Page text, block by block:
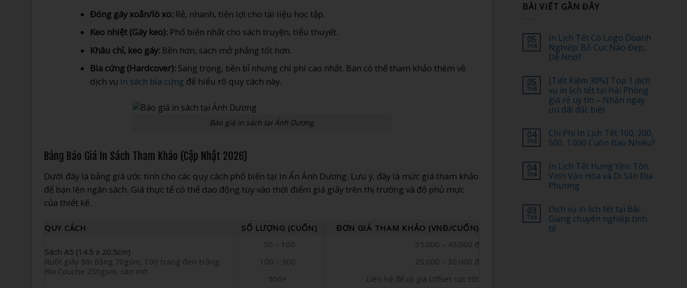
Đóng gáy xoắn/lò xo:Rẻ, nhanh, tiện lợi cho tài liệu học tập.
Keo nhiệt (Gáy keo):Phổ biến nhất cho sách truyện, tiểu thuyết.
Khâu chỉ, keo gáy:Bền hơn, sách mở phẳng tốt hơn.
Bìa cứng (Hardcover):Sang trọng, bền bỉ nhưng chi phí cao nhất. Bạn có thể tham khảo thêm về
dịch vụ in sách bìa cứng để hiểu rõ quy cách này.
Báo giá in sách tại Ánh Dương
Bảng Báo Giá In Sách Tham Khảo (Cập Nhật 2026)
Dưới đây là bảng giá ước tính cho các quy cách phổ biến tại In Ấn Ánh Dương. Lưu ý, đây là mức giá tham khảo
để bạn lên ngân sách. Giá thực tế có thể dao động tùy vào thời điểm giá giấy trên thị trường và độ phủ mực
của thiết kế.
QUY CÁCH SỐ LƯỢNG (CUỐN) ĐƠN GIÁ THAM KHẢO (VNĐ/CUỐN)
Sách A5 (14.5 x 20.5cm)
Ruột giấy Bãi Bằng 70gsm, 100 trang đen trắng.
Bìa Couche 250gsm, cán mờ.
50 – 100
35.000 – 45.000 đ
100 – 300
25.000 – 30.000 đ
500+
Liên hệ để có giá Offset cực tốt
BÀI VIẾT GẦN ĐÂY
05
Th8
In Lịch Tết Có Logo Doanh
Nghiệp: Bố Cục Nào Đẹp,
Dễ Nhớ?
bình
luận
ở
In
Lịch
Tết
Doanh
Nghiệp:
Bố
Đẹp,
Dễ
Nhớ?
05
Th8
[Tiết Kiệm 30%] Top 1 dịch
vụ in lịch tết tại Hải Phòng
giá rẻ uy tín – Nhận ngay
ưu đãi đặc biệt
bình
luận
ở
30%]
Top
1
dịch
lịch
tết
tại
Hải
Phòng
04
Th8
Chi Phí In Lịch Tết 100, 200,
500, 1.000 Cuốn Bao Nhiêu?
bình
luận
ở
Chi
Lịch
Tết
100,
200,
500,
04
Th8
In Lịch Tết Hưng Yên: Tôn
Vinh Văn Hóa và Di Sản Địa
Phương
bình
luận
ở
In
03
Th8
Dịch vụ in lịch tết tại Bắc
Giang chuyên nghiệp tinh
tế